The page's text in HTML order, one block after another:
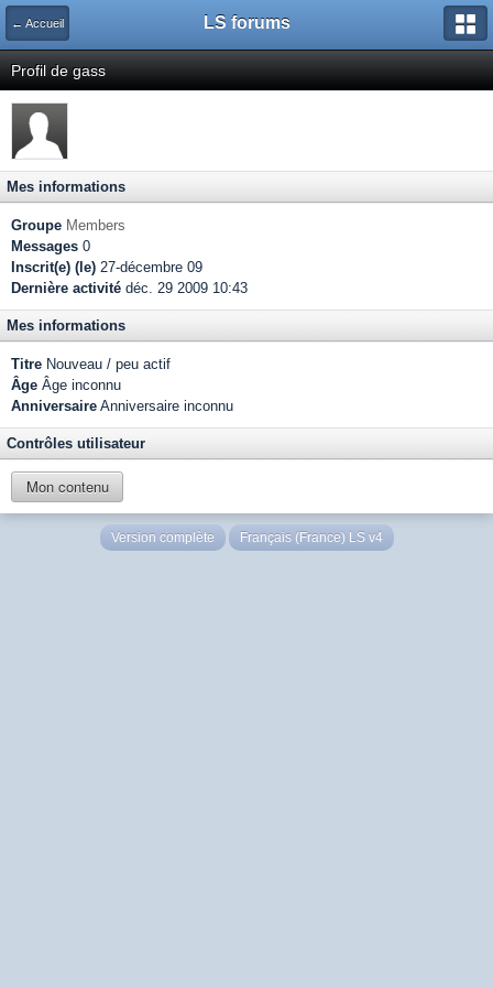
← Accueil LS forums
Profil de gass
Mes informations
Groupe Members
Messages 0
Inscrit(e) (le) 27-décembre 09
Dernière activité déc. 29 2009 10:43
Mes informations
Titre Nouveau / peu actif
Âge Âge inconnu
Anniversaire Anniversaire inconnu
Contrôles utilisateur
Mon contenu
Version complète Français (France) LS v4